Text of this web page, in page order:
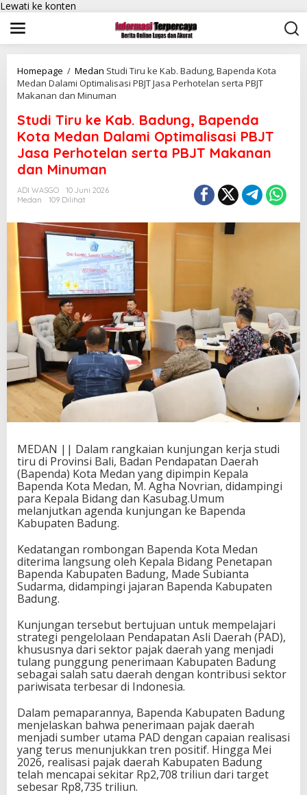
Lewati ke konten
Homepage / Medan Studi Tiru ke Kab. Badung, Bapenda Kota
Medan Dalami Optimalisasi PBJT Jasa Perhotelan serta PBJT
Makanan dan Minuman
Studi Tiru ke Kab. Badung, Bapenda
Kota Medan Dalami Optimalisasi PBJT
Jasa Perhotelan serta PBJT Makanan
dan Minuman
ADI WASGO
10 Juni 2026
Medan
109 Dilihat
MEDAN || Dalam rangkaian kunjungan kerja studi
tiru di Provinsi Bali, Badan Pendapatan Daerah
(Bapenda) Kota Medan yang dipimpin Kepala
Bapenda Kota Medan, M. Agha Novrian, didampingi
para Kepala Bidang dan Kasubag.Umum
melanjutkan agenda kunjungan ke Bapenda
Kabupaten Badung.
Kedatangan rombongan Bapenda Kota Medan
diterima langsung oleh Kepala Bidang Penetapan
Bapenda Kabupaten Badung, Made Subianta
Sudarma, didampingi jajaran Bapenda Kabupaten
Badung.
Kunjungan tersebut bertujuan untuk mempelajari
strategi pengelolaan Pendapatan Asli Daerah (PAD),
khususnya dari sektor pajak daerah yang menjadi
tulang punggung penerimaan Kabupaten Badung
sebagai salah satu daerah dengan kontribusi sektor
pariwisata terbesar di Indonesia.
Dalam pemaparannya, Bapenda Kabupaten Badung
menjelaskan bahwa penerimaan pajak daerah
menjadi sumber utama PAD dengan capaian realisasi
yang terus menunjukkan tren positif. Hingga Mei
2026, realisasi pajak daerah Kabupaten Badung
telah mencapai sekitar Rp2,708 triliun dari target
sebesar Rp8,735 triliun.